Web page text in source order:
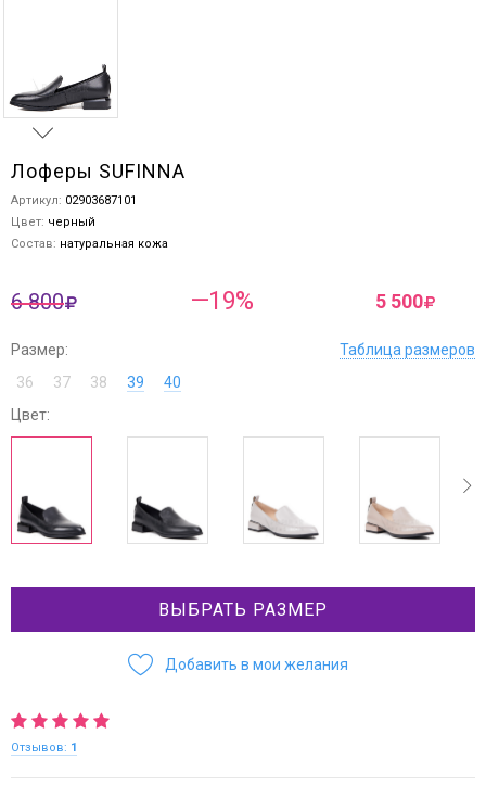
Лоферы SUFINNA
Артикул: 02903687101
Цвет: черный
Состав: натуральная кожа
6 800 —19% 5 500
Размер:
Таблица размеров
36
37 38 39
40
Цвет:
ВЫБРАТЬ РАЗМЕР
Добавить в мои желания
Отзывов: 1